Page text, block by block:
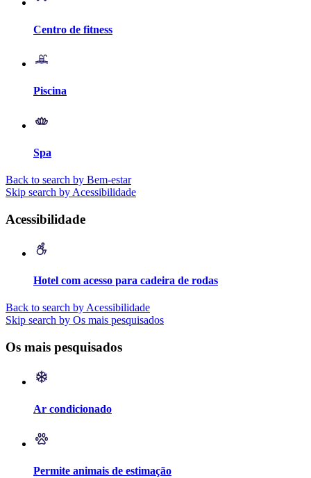
Centro de fitness
Piscina
Spa
Back to search by Bem-estar
Skip search by Acessibilidade
Acessibilidade
Hotel com acesso para cadeira de rodas
Back to search by Acessibilidade
Skip search by Os mais pesquisados
Os mais pesquisados
Ar condicionado
Permite animais de estimação